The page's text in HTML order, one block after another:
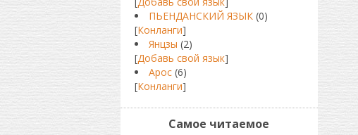
ПЬЕНДАНСКИЙ ЯЗЫК (0)
[Конланги]
Янцзы (2)
[Добавь свой язык]
Арос (6)
[Конланги]
Самое читаемое